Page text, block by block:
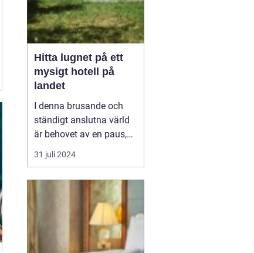
Hitta lugnet på ett
mysigt hotell på
landet
I denna brusande och
ständigt anslutna värld
är behovet av en paus,
en stund av frid, större
än någonsin, ett
31 juli 2024